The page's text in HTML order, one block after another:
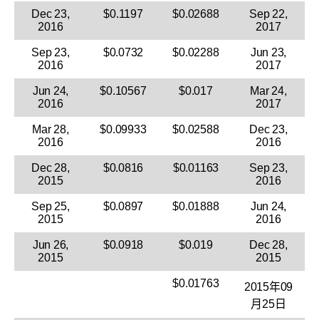
Dec 23,
2016
$0.1197 $0.02688
Sep 22,
2017
Sep 23,
2016
$0.0732 $0.02288
Jun 23,
2017
Jun 24,
2016
$0.10567 $0.017
Mar 24,
2017
Mar 28,
2016
$0.09933 $0.02588
Dec 23,
2016
Dec 28,
2015
$0.0816 $0.01163
Sep 23,
2016
Sep 25,
2015
$0.0897 $0.01888
Jun 24,
2016
Jun 26,
2015
$0.0918 $0.019
Dec 28,
2015
$0.01763
2015年09
月25日